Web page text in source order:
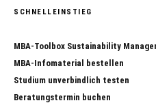
SCHNELLEINSTIEG
MBA-Toolbox Sustainability
MBA-Infomaterial bestellen
Studium unverbindlich testen
Beratungstermin buchen